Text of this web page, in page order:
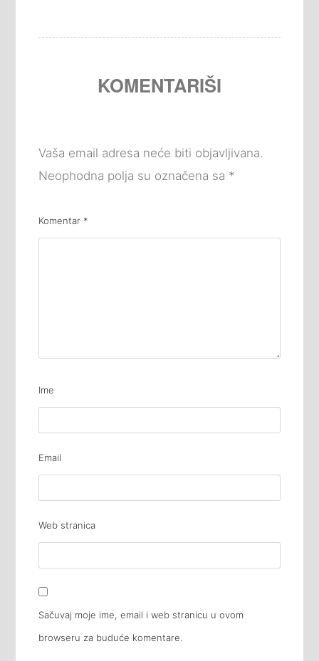
KOMENTARIŠI
Vaša email adresa neće biti objavljivana.
Neophodna polja su označena sa *
Komentar *
Ime
Email
Web stranica
Sačuvaj moje ime, email i web stranicu u ovom
browseru za buduće komentare.